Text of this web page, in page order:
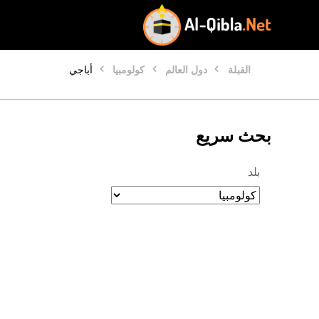
القبلة دول العالم كولومبيا أباجي
بحث سريع
بلد